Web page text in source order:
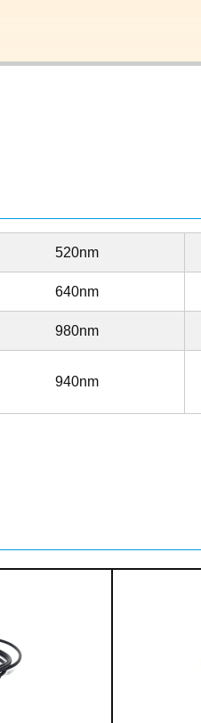
520nm
640nm
980nm
940nm